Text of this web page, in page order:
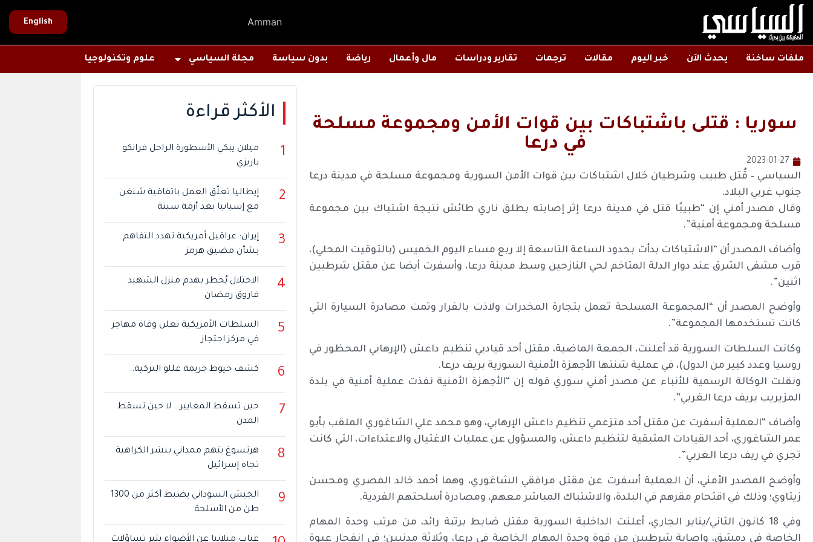
Amman
English
ملفات ساخنة يحدث الآن خبر اليوم مقالات ترجمات تقارير ودراسات مال وأعمال رياضة بدون سياسة مجلة السياسي علوم وتكنولوجيا
سوريا : قتلى باشتباكات بين قوات الأمن ومجموعة مسلحة
في درعا
2023-01-27
السياسي – قُتل طبيب وشرطيان خلال اشتباكات بين قوات الأمن السورية ومجموعة مسلحة في مدينة درعا
جنوب غربي البلاد.
وقال مصدر أمني إن “طبيبًا قتل في مدينة درعا إثر إصابته بطلق ناري طائش نتيجة اشتباك بين مجموعة
مسلحة ومجموعة أمنية”.
وأضاف المصدر أن “الاشتباكات بدأت بحدود الساعة التاسعة إلا ربع مساء اليوم الخميس (بالتوقيت المحلي)،
قرب مشفى الشرق عند دوار الدلة المتاخم لحي النازحين وسط مدينة درعا، وأسفرت أيضا عن مقتل شرطيين
اثنين”.
وأوضح المصدر أن “المجموعة المسلحة تعمل بتجارة المخدرات ولاذت بالفرار وتمت مصادرة السيارة التي
كانت تستخدمها المجموعة”.
وكانت السلطات السورية قد أعلنت، الجمعة الماضية، مقتل أحد قياديي تنظيم داعش (الإرهابي المحظور في
روسيا وعدد كبير من الدول)، في عملية شنتها الأجهزة الأمنية السورية بريف درعا.
ونقلت الوكالة الرسمية للأنباء عن مصدر أمني سوري قوله إن “الأجهزة الأمنية نفذت عملية أمنية في بلدة
المزيريب بريف درعا الغربي”.
وأضاف “العملية أسفرت عن مقتل أحد متزعمي تنظيم داعش الإرهابي، وهو محمد علي الشاغوري الملقب بأبو
عمر الشاغوري، أحد القيادات المتبقية لتنظيم داعش، والمسؤول عن عمليات الاغتيال والاعتداءات، التي كانت
تجري في ريف درعا الغربي”.
وأوضح المصدر الأمني، أن العملية أسفرت عن مقتل مرافقي الشاغوري، وهما أحمد خالد المصري ومحسن
زيتاوي؛ وذلك في اقتحام مقرهم في البلدة، والاشتباك المباشر معهم، ومصادرة أسلحتهم الفردية.
وفي 18 كانون الثاني/يناير الجاري، أعلنت الداخلية السورية مقتل ضابط برتبة رائد، من مرتب وحدة المهام
الخاصة في دمشق، وإصابة شرطيين من قوة وحدة المهام الخاصة في درعا، وثلاثة مدنيين؛ في انفجار عبوة
الأكثر قراءة
1
ميلان يبكي الأسطورة الراحل فرانكو
باريزي
2
إيطاليا تعلّق العمل باتفاقية شنغن
مع إسبانيا بعد أزمة سبتة
3
إيران: عراقيل أمريكية تهدد التفاهم
بشأن مضيق هرمز
4
الاحتلال يُخطر بهدم منزل الشهيد
فاروق رمضان
5
السلطات الأمريكية تعلن وفاة مهاجر
في مركز احتجاز
6 كشف خيوط جريمة غللو التركية..
7
حين تسقط المعايير… لا حين تسقط
المدن
8
هرتسوغ يتهم ممداني بنشر الكراهية
تجاه إسرائيل
9
الجيش السوداني يضبط أكثر من 1300
طن من الأسلحة
غياب ميلانيا عن الأضواء يثير تساؤلات